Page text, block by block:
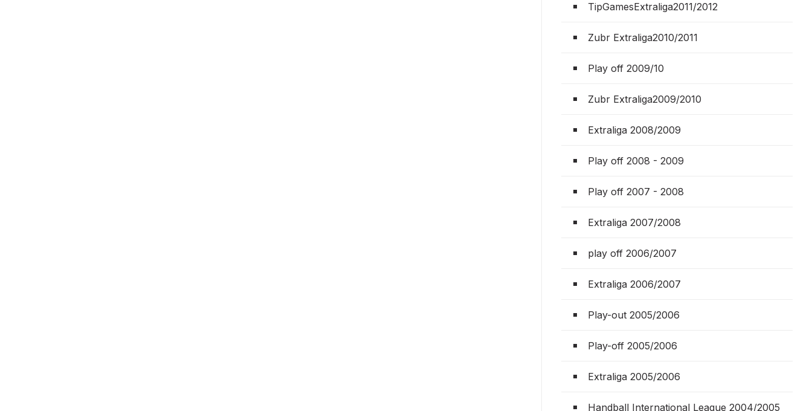
TipGamesExtraliga2011/2012
Zubr Extraliga2010/2011
Play off 2009/10
Zubr Extraliga2009/2010
Extraliga 2008/2009
Play off 2008 - 2009
Play off 2007 - 2008
Extraliga 2007/2008
play off 2006/2007
Extraliga 2006/2007
Play-out 2005/2006
Play-off 2005/2006
Extraliga 2005/2006
Handball International League 2004/2005